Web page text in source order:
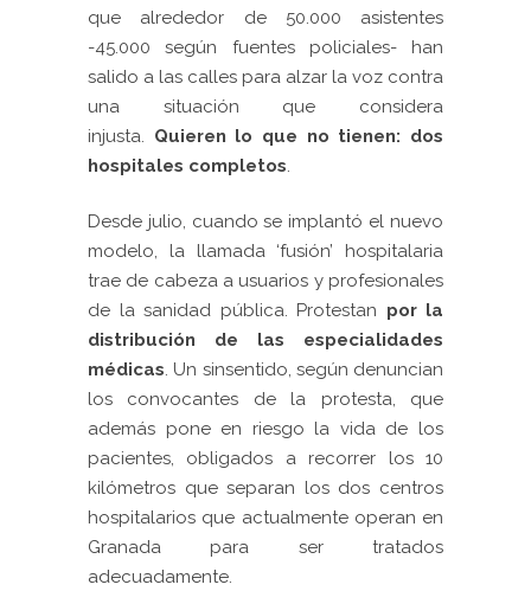
que alrededor de 50.000 asistentes
-45.000 según fuentes policiales- han
salido a las calles para alzar la voz contra
una situación que considera
injusta. Quieren lo que no tienen: dos
hospitales completos.
Desde julio, cuando se implantó el nuevo
modelo, la llamada ‘fusión’ hospitalaria
trae de cabeza a usuarios y profesionales
de la sanidad pública. Protestan por la
distribución de las especialidades
médicas. Un sinsentido, según denuncian
los convocantes de la protesta, que
además pone en riesgo la vida de los
pacientes, obligados a recorrer los 10
kilómetros que separan los dos centros
hospitalarios que actualmente operan en
Granada para ser tratados
adecuadamente.